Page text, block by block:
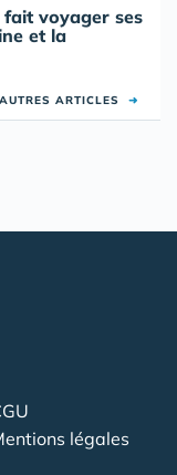
fait voyager ses
et la
ARTICLES ➜
légales